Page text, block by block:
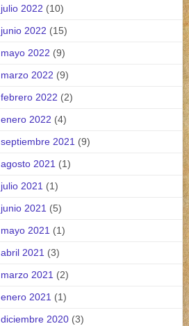
julio 2022 (10)
junio 2022 (15)
mayo 2022 (9)
marzo 2022 (9)
febrero 2022 (2)
enero 2022 (4)
septiembre 2021 (9)
agosto 2021 (1)
julio 2021 (1)
junio 2021 (5)
mayo 2021 (1)
abril 2021 (3)
marzo 2021 (2)
enero 2021 (1)
diciembre 2020 (3)